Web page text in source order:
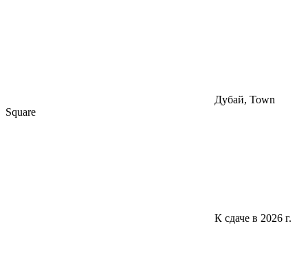
Дубай, Town
Square
К сдаче в 2026 г.